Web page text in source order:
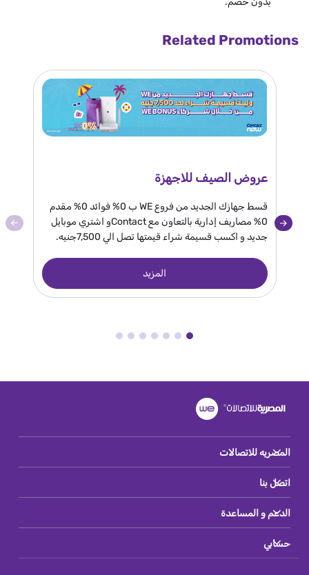
Related Promotions
عروض الصيف للاجهزة
قسط جهازك الجديد من فروع WE ب 0% فوائد 0% مقدم
0% مصاريف إدارية بالتعاون مع Contactو اشتري موبايل
جديد و اكسب قسيمة شراء قيمتها تصل الي 7,500جنيه.
المزيد
المصريه للاتصالات
اتصل بنا
الدعم و المساعدة
حسابي